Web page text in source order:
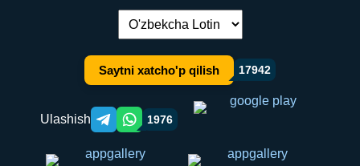
Tilni almashtirish:
Saytni xatcho'p qilish 17942
Ulashish Telegram orqali ulashish
WhatsApp orqali ulashish
1976